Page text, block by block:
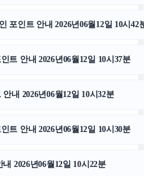
포인트 안내 2026년06월12일 10시42
트 안내 2026년06월12일 10시37분
내 2026년06월12일 10시32분
트 안내 2026년06월12일 10시30분
2026년06월12일 10시22분